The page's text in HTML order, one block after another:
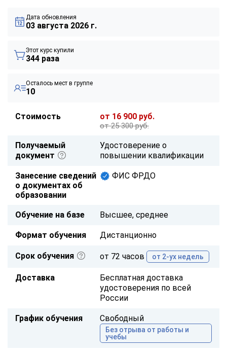
Дата обновления
03 августа 2026 г.
Этот курс купили
344 раза
Осталось мест в группе
10
Стоимость от 16 900 руб.
от 25 300 руб.
Получаемый
документ
Удостоверение о
повышении квалификации
Занесение сведений
о документах об
образовании
ФИС ФРДО
Обучение на базе Высшее, среднее
Формат обучения Дистанционно
Срок обучения от 72 часов от 2-ух недель
Доставка
Бесплатная доставка
удостоверения по всей
России
График обучения Свободный
Без отрыва от работы и
учебы